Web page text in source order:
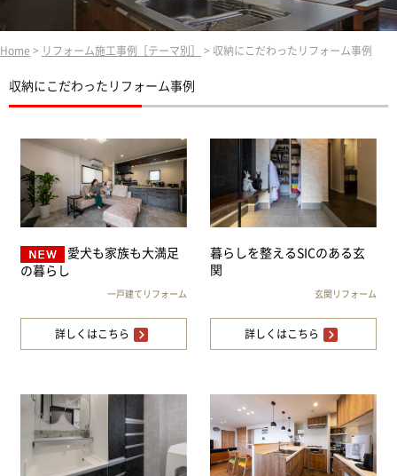
Home > リフォーム施工事例［テーマ別］ > 収納にこだわったリフォーム事例
収納にこだわったリフォーム事例
愛犬も家族も大満足
の暮らし
一戸建てリフォーム
詳しくはこちら
暮らしを整えるSICのある玄
関
玄関リフォーム
詳しくはこちら